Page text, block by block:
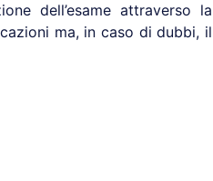
dell’esame attraverso la
ma, in caso di dubbi, il